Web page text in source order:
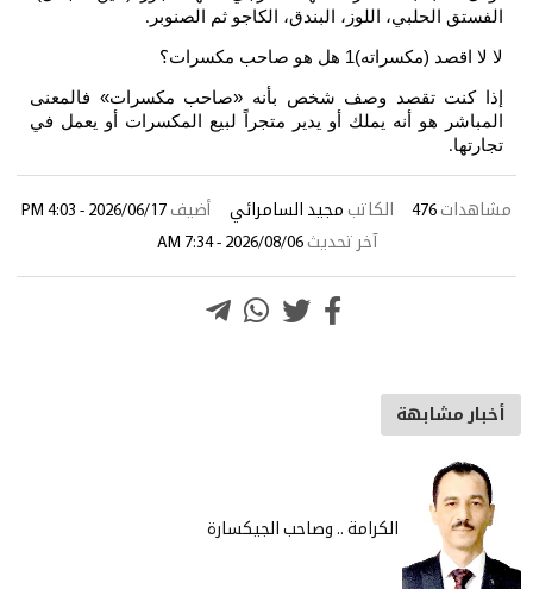
الحلبي، اللوز، البندق، الكاجو ثم الصنوبر.
هل هو صاحب مكسرات؟
تقصد وصف شخص بأنه «صاحب مكسرات» فالمعنى
هو أنه يملك أو يدير متجراً لبيع المكسرات أو يعمل في
476 الكاتب مجيد السامرائي أضيف 2026/06/17 - 4:03 PM
آخر تحديث 2026/08/06 - 7:34 AM
مشابهة
الكرامة .. وصاحب الجيكسارة